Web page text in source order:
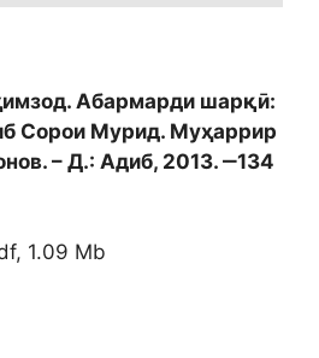
Абармарди шарқӣ:
Сорои Мурид. Муҳаррир
– Д.: Адиб, 2013. ‒134
1.09 Mb